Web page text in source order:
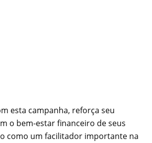
esta campanha, reforça seu
o bem-estar financeiro de seus
como um facilitador importante na